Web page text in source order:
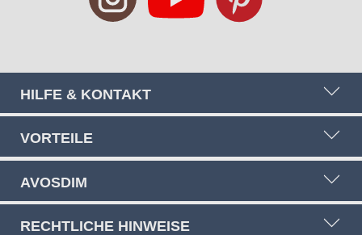
HILFE & KONTAKT
VORTEILE
AVOSDIM
RECHTLICHE HINWEISE